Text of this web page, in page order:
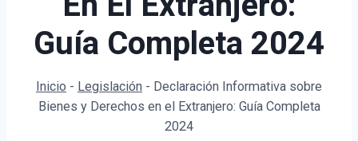
Guía Completa 2024
Inicio - Legislación - Declaración Informativa sobre
Bienes y Derechos en el Extranjero: Guía Completa
2024